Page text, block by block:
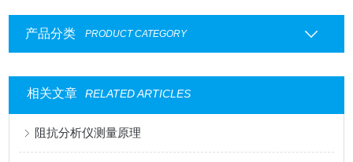
产品分类 PRODUCT CATEGORY
相关文章 RELATED ARTICLES
阻抗分析仪测量原理